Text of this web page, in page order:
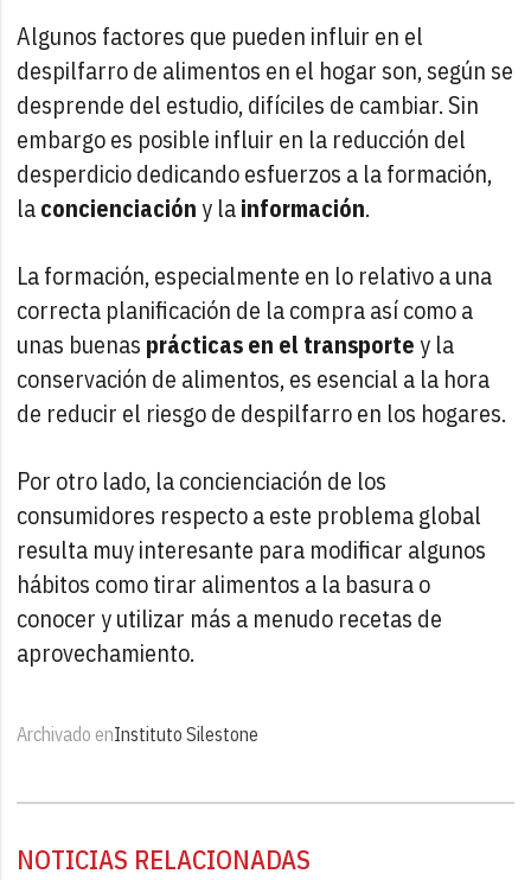
Algunos factores que pueden influir en el
despilfarro de alimentos en el hogar son, según se
desprende del estudio, difíciles de cambiar. Sin
embargo es posible influir en la reducción del
desperdicio dedicando esfuerzos a la formación,
laconcienciacióny lainformación.
La formación, especialmente en lo relativo a una
correcta planificación de la compra así como a
unas buenas prácticas en el transportey la
conservación de alimentos, es esencial a la hora
de reducir el riesgo de despilfarro en los hogares.
Por otro lado, la concienciación de los
consumidores respecto a este problema global
resulta muy interesante para modificar algunos
hábitos como tirar alimentos a la basura o
conocer y utilizar más a menudo recetas de
aprovechamiento.
Archivado enInstituto Silestone
NOTICIAS RELACIONADAS